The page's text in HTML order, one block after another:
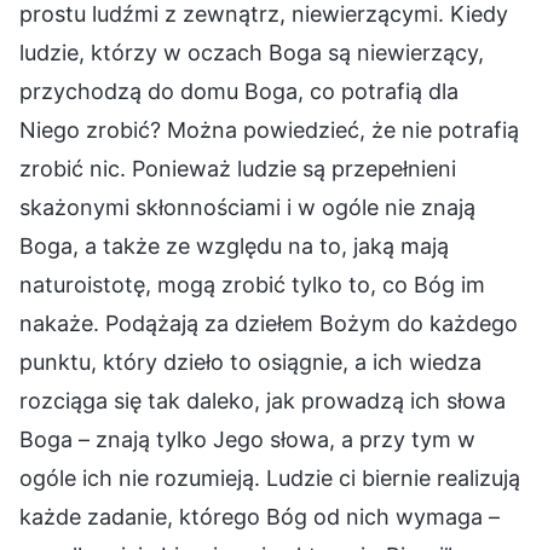
prostu ludźmi z zewnątrz, niewierzącymi. Kiedy
ludzie, którzy w oczach Boga są niewierzący,
przychodzą do domu Boga, co potrafią dla
Niego zrobić? Można powiedzieć, że nie potrafią
zrobić nic. Ponieważ ludzie są przepełnieni
skażonymi skłonnościami i w ogóle nie znają
Boga, a także ze względu na to, jaką mają
naturoistotę, mogą zrobić tylko to, co Bóg im
nakaże. Podążają za dziełem Bożym do każdego
punktu, który dzieło to osiągnie, a ich wiedza
rozciąga się tak daleko, jak prowadzą ich słowa
Boga – znają tylko Jego słowa, a przy tym w
ogóle ich nie rozumieją. Ludzie ci biernie realizują
każde zadanie, którego Bóg od nich wymaga –